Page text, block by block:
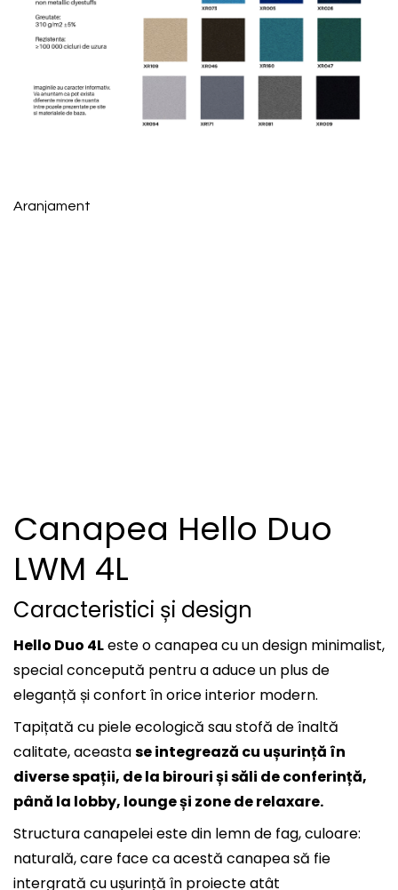
Aranjament
Canapea Hello Duo
LWM 4L
Caracteristici și design
Hello Duo 4Leste o canapea cu un design minimalist,
special concepută pentru a aduce un plus de
eleganță și confort în orice interior modern.
Tapițată cu piele ecologică sau stofă de înaltă
calitate, aceastase integrează cu ușurință în
diverse spații, de la birouri și săli de conferință,
până la lobby, lounge și zone de relaxare.
Structura canapelei este din lemn de fag, culoare:
naturală, care face ca acestă canapea să fie
intergrată cu ușurință în proiecte atât